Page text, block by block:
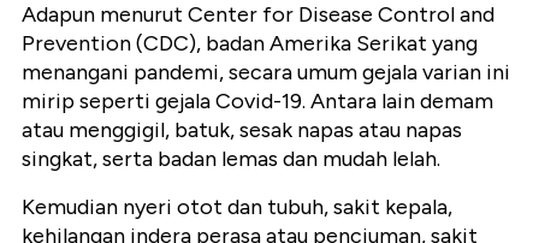
Adapun menurut Center for Disease Control and
Prevention (CDC), badan Amerika Serikat yang
menangani pandemi, secara umum gejala varian ini
mirip seperti gejala Covid-19. Antara lain demam
atau menggigil, batuk, sesak napas atau napas
singkat, serta badan lemas dan mudah lelah.
Kemudian nyeri otot dan tubuh, sakit kepala,
kehilangan indera perasa atau penciuman, sakit